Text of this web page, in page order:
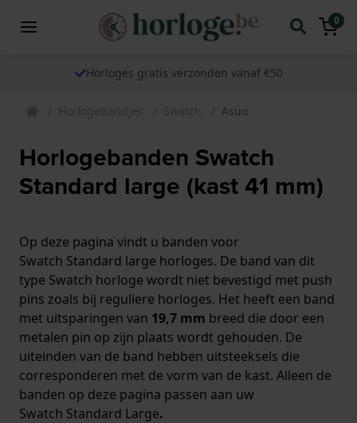
0
Horloges gratis verzonden vanaf €50
Horlogebandjes Swatch Asuo
Horlogebanden Swatch
Standard large (kast 41 mm)
Op deze pagina vindt u banden voor
Swatch Standard large horloges. De band van dit
type Swatch horloge wordt niet bevestigd met push
pins zoals bij reguliere horloges. Het heeft een band
met uitsparingen van 19,7 mm breed die door een
metalen pin op zijn plaats wordt gehouden. De
uiteinden van de band hebben uitsteeksels die
corresponderen met de vorm van de kast. Alleen de
banden op deze pagina passen aan uw
Swatch Standard Large.